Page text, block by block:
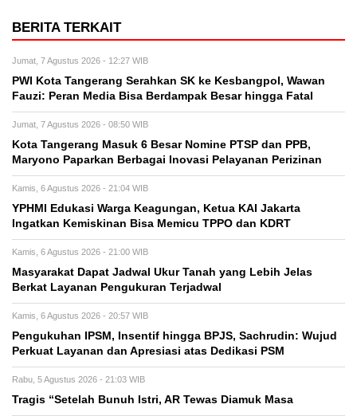
BERITA TERKAIT
Jumat, 7 Agustus 2026 - 12:27 WIB
PWI Kota Tangerang Serahkan SK ke Kesbangpol, Wawan
Fauzi: Peran Media Bisa Berdampak Besar hingga Fatal
Jumat, 7 Agustus 2026 - 08:50 WIB
Kota Tangerang Masuk 6 Besar Nomine PTSP dan PPB,
Maryono Paparkan Berbagai Inovasi Pelayanan Perizinan
Kamis, 6 Agustus 2026 - 21:04 WIB
YPHMI Edukasi Warga Keagungan, Ketua KAI Jakarta
Ingatkan Kemiskinan Bisa Memicu TPPO dan KDRT
Kamis, 6 Agustus 2026 - 21:00 WIB
Masyarakat Dapat Jadwal Ukur Tanah yang Lebih Jelas
Berkat Layanan Pengukuran Terjadwal
Kamis, 6 Agustus 2026 - 20:57 WIB
Pengukuhan IPSM, Insentif hingga BPJS, Sachrudin: Wujud
Perkuat Layanan dan Apresiasi atas Dedikasi PSM
Rabu, 5 Agustus 2026 - 21:03 WIB
Tragis “Setelah Bunuh Istri, AR Tewas Diamuk Masa